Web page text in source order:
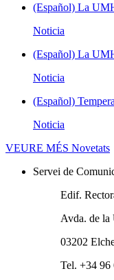
(Español) La
Noticia
(Español) La
Noticia
(Español)
Noticia
VEURE MÉS Novetats
Servei de
Edif.
Avda. de la
03202
Tel. +34 96